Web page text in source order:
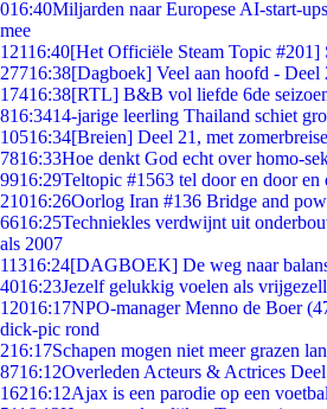
016:40Miljarden naar Europese AI-start-
mee
12116:40[Het Officiële Steam Topic #201]
27716:38[Dagboek] Veel aan hoofd - Deel
17416:38[RTL] B&B vol liefde 6de
816:3414-jarige leerling Thailand schiet
10516:34[Breien] Deel 21, met
7816:33Hoe denkt God echt over homo-
9916:29Teltopic #1563 tel door en door en
21016:26Oorlog Iran #136 Bridge and
6616:25Techniekles verdwijnt uit
als 2007
11316:24[DAGBOEK] De weg naar
4016:23Jezelf gelukkig voelen als
12016:17NPO-manager Menno de Boer
dick-pic rond
216:17Schapen mogen niet meer grazen
8716:12Overleden Acteurs & Actrices
16216:12Ajax is een parodie op een